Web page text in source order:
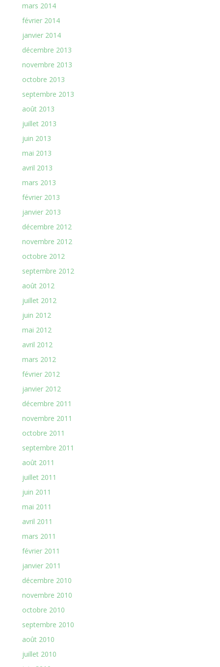
mars 2014
février 2014
janvier 2014
décembre 2013
novembre 2013
octobre 2013
septembre 2013
août 2013
juillet 2013
juin 2013
mai 2013
avril 2013
mars 2013
février 2013
janvier 2013
décembre 2012
novembre 2012
octobre 2012
septembre 2012
août 2012
juillet 2012
juin 2012
mai 2012
avril 2012
mars 2012
février 2012
janvier 2012
décembre 2011
novembre 2011
octobre 2011
septembre 2011
août 2011
juillet 2011
juin 2011
mai 2011
avril 2011
mars 2011
février 2011
janvier 2011
décembre 2010
novembre 2010
octobre 2010
septembre 2010
août 2010
juillet 2010